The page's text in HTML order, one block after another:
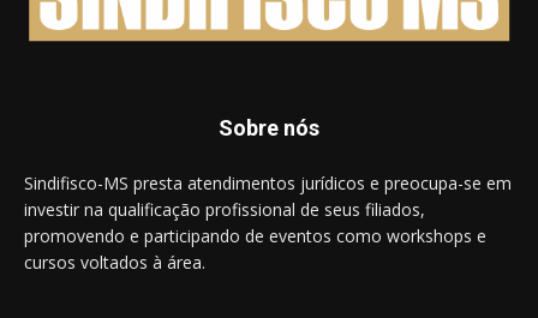
Sobre nós
Sindifisco-MS presta atendimentos jurídicos e preocupa-se em
investir na qualificação profissional de seus filiados,
promovendo e participando de eventos como workshops e
cursos voltados à área.